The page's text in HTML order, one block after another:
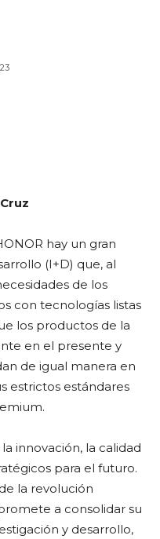
hay un gran
(I+D) que, al
de los
con tecnologías listas
los productos de la
en el presente y
de igual manera en
estrictos estándares
innovación, la calidad
para el futuro.
la revolución
a consolidar su
y desarrollo,